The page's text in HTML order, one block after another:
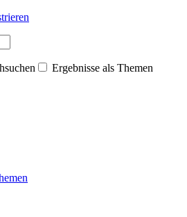
Ergebnisse als Themen